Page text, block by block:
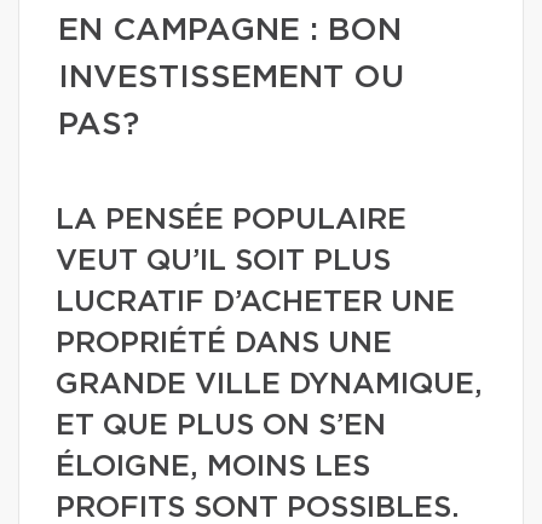
EN CAMPAGNE : BON
INVESTISSEMENT OU
PAS?
LA PENSÉE POPULAIRE
VEUT QU’IL SOIT PLUS
LUCRATIF D’ACHETER UNE
PROPRIÉTÉ DANS UNE
GRANDE VILLE DYNAMIQUE,
ET QUE PLUS ON S’EN
ÉLOIGNE, MOINS LES
PROFITS SONT POSSIBLES.